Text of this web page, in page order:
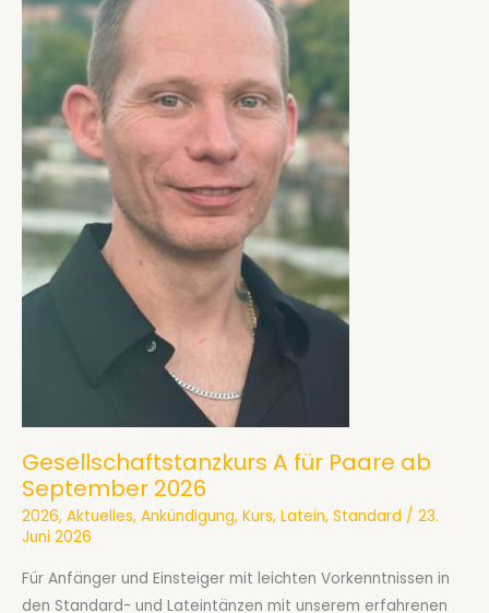
2026
Gesellschaftstanzkurs A für Paare ab
September 2026
2026, Aktuelles, Ankündigung, Kurs, Latein, Standard / 23.
Juni 2026
Für Anfänger und Einsteiger mit leichten Vorkenntnissen in
den Standard- und Lateintänzen mit unserem erfahrenen